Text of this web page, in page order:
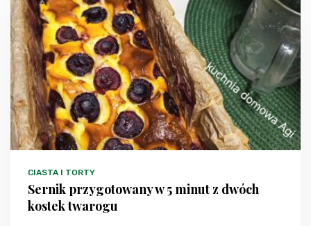
CIASTA I TORTY
Sernik przygotowany w 5 minut z dwóch
kostek twarogu